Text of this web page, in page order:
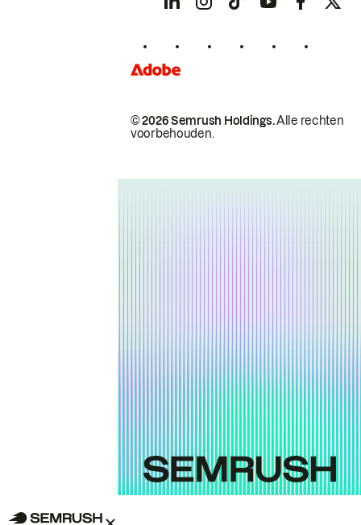
© 2026 Semrush Holdings.Alle rechten
voorbehouden.